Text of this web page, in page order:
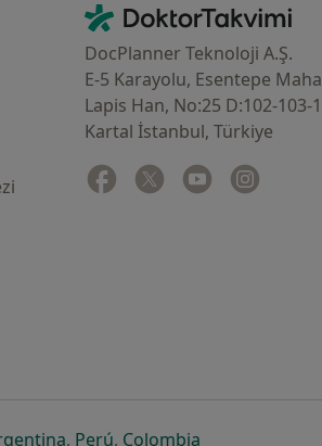
İletişim
DoktorTakvimi - Ana Sayfa
DocPlanner Teknoloji A.Ş.
E-5 Karayolu, Esentepe
Lapis Han, No:25 D:102-103-
Kartal İstanbul, Türkiye
Facebook
yeni bir sekmede açılır
Twitter
yeni bir sekmede
Youtube
yeni bir
açılıraçılır
bir sekmede açılır
yeni bir sekmede açılır
, Perúyeni bir sekmede açılır
, Colombiayeni bir